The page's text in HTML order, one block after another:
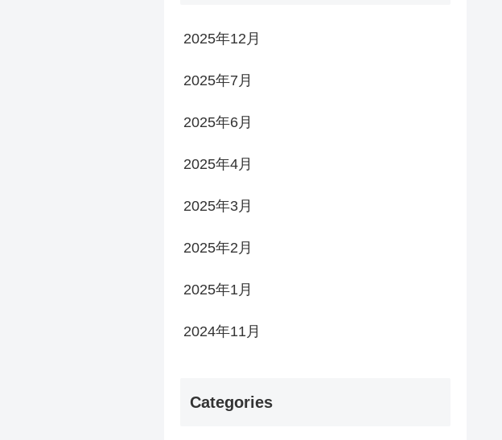
2025年12月
2025年7月
2025年6月
2025年4月
2025年3月
2025年2月
2025年1月
2024年11月
Categories